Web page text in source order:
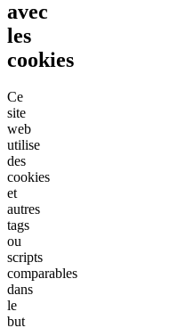
avec
les
cookies
Ce
site
web
utilise
des
cookies
et
autres
tags
ou
scripts
comparables
dans
le
but